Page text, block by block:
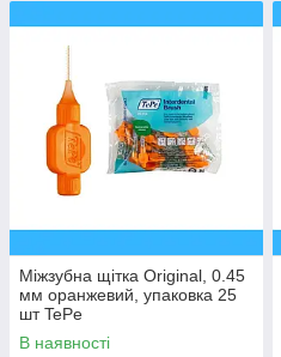
Міжзубна щітка Original, 0.45
мм оранжевий, упаковка 25
шт TePe
В наявності